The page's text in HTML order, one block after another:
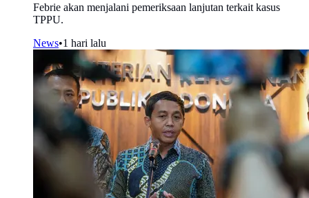
Febrie akan menjalani pemeriksaan lanjutan terkait kasus
TPPU.
News•1 hari lalu